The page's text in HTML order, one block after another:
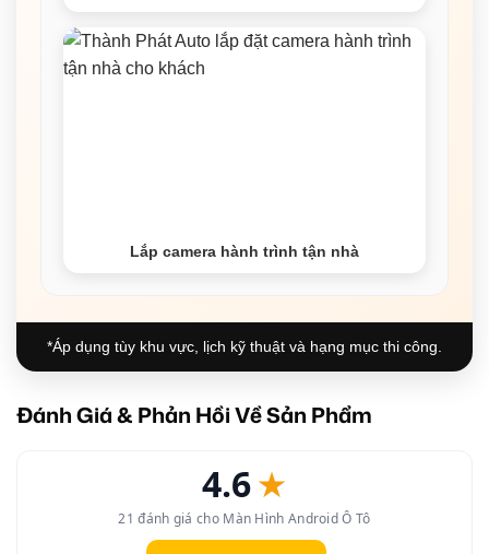
Lắp camera hành trình tận nhà
*Áp dụng tùy khu vực, lịch kỹ thuật và hạng mục thi công.
Đánh Giá & Phản Hồi Về Sản Phẩm
4.6★
21 đánh giá cho Màn Hình Android Ô Tô